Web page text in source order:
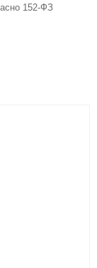
152-ФЗ